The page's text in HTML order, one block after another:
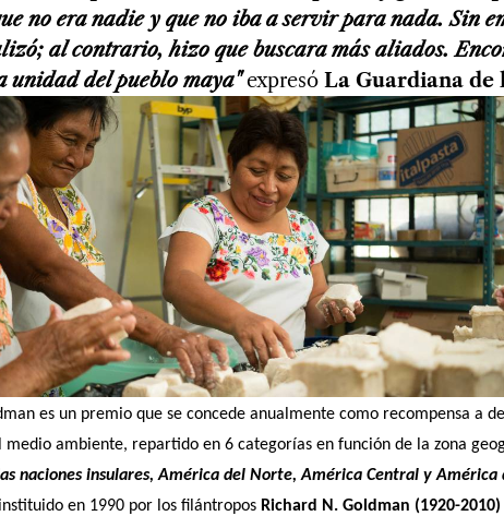
no era nadie y que no iba a servir para nada. Sin
al contrario, hizo que buscara más aliados.
unidad del pueblo maya"expresó La Guardiana de
es un premio que se concede anualmente como recompensa a
medio ambiente, repartido en 6 categorías en función de la zona
naciones insulares, América del Norte, América Central y América
en 1990 por los filántropos Richard N. Goldman (1920-